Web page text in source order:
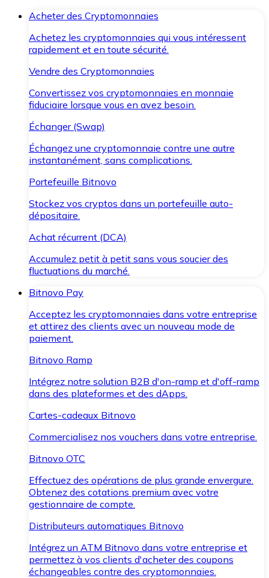
Acheter des Cryptomonnaies
Achetez les cryptomonnaies qui vous intéressent
rapidement et en toute sécurité.
Vendre des Cryptomonnaies
Convertissez vos cryptomonnaies en monnaie
fiduciaire lorsque vous en avez besoin.
Échanger (Swap)
Échangez une cryptomonnaie contre une autre
instantanément, sans complications.
Portefeuille Bitnovo
Stockez vos cryptos dans un portefeuille auto-
dépositaire.
Achat récurrent (DCA)
Accumulez petit à petit sans vous soucier des
fluctuations du marché.
Bitnovo Pay
Acceptez les cryptomonnaies dans votre entreprise
et attirez des clients avec un nouveau mode de
paiement.
Bitnovo Ramp
Intégrez notre solution B2B d'on-ramp et d'off-ramp
dans des plateformes et des dApps.
Cartes-cadeaux Bitnovo
Commercialisez nos vouchers dans votre entreprise.
Bitnovo OTC
Effectuez des opérations de plus grande envergure.
Obtenez des cotations premium avec votre
gestionnaire de compte.
Distributeurs automatiques Bitnovo
Intégrez un ATM Bitnovo dans votre entreprise et
permettez à vos clients d'acheter des coupons
échangeables contre des cryptomonnaies.